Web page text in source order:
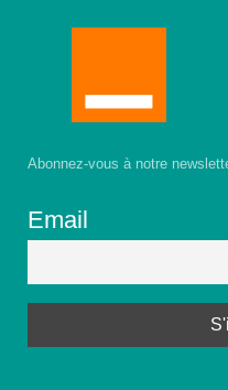
Abonnez-vous à notre
Email